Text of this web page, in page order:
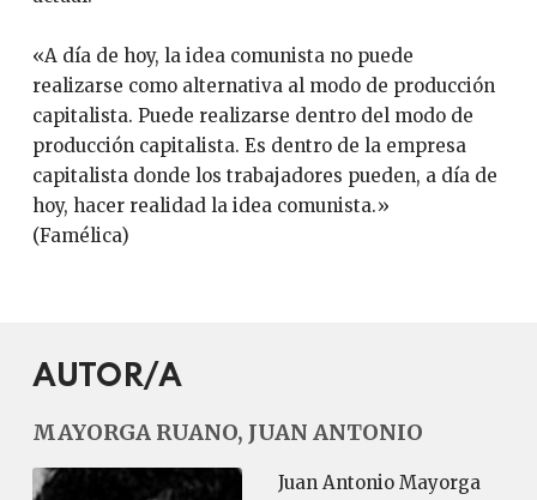
«A día de hoy, la idea comunista no puede
realizarse como alternativa al modo de producción
capitalista. Puede realizarse dentro del modo de
producción capitalista. Es dentro de la empresa
capitalista donde los trabajadores pueden, a día de
hoy, hacer realidad la idea comunista.»
(Famélica)
AUTOR/A
MAYORGA RUANO, JUAN ANTONIO
Juan Antonio Mayorga